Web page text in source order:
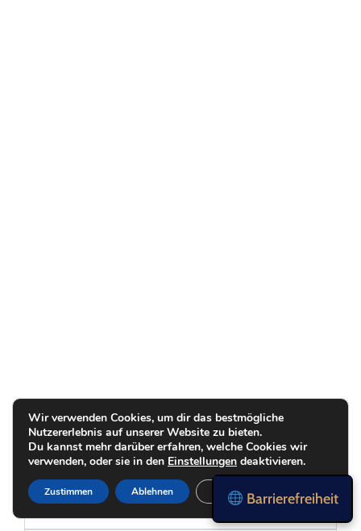
Girokontorechner
Internet Vergleichsrechner
Barrierefreiheit
Wir verwenden Cookies, um dir das bestmögliche
Nutzererlebnis auf unserer Website zu bieten.
Du kannst mehr darüber erfahren, welche Cookies wir
verwenden, oder sie in den Einstellungen deaktivieren.
Zustimmen Ablehnen Einstellungen